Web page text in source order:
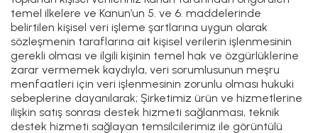
temel ilkelere ve Kanun’un 5. ve 6. maddelerinde
belirtilen kişisel veri işleme şartlarına uygun olarak
sözleşmenin taraflarına ait kişisel verilerin işlenmesinin
gerekli olması ve ilgili kişinin temel hak ve özgürlüklerine
zarar vermemek kaydıyla, veri sorumlusunun meşru
menfaatleri için veri işlenmesinin zorunlu olması hukuki
sebeplerine dayanılarak; Şirketimiz ürün ve hizmetlerine
ilişkin satış sonrası destek hizmeti sağlanması, teknik
destek hizmeti sağlayan temsilcilerimiz ile görüntülü